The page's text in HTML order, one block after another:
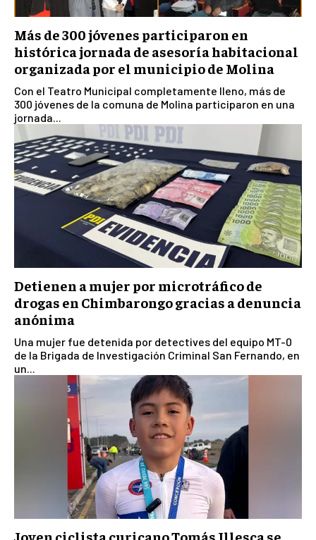
Más de 300 jóvenes participaron en
histórica jornada de asesoría habitacional
organizada por el municipio de Molina
Con el Teatro Municipal completamente lleno, más de
300 jóvenes de la comuna de Molina participaron en una
jornada...
Detienen a mujer por microtráfico de
drogas en Chimbarongo gracias a denuncia
anónima
Una mujer fue detenida por detectives del equipo MT-0
de la Brigada de Investigación Criminal San Fernando, en
un...
Joven ciclista curicano Tomás Illesca se